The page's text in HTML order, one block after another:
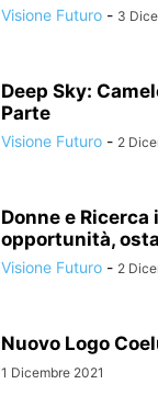
Visione Futuro - 3
Deep Sky:
Parte
Visione Futuro - 2
Donne e Ricerca
opportunità,
Visione Futuro - 2
Nuovo Logo
1 Dicembre 2021